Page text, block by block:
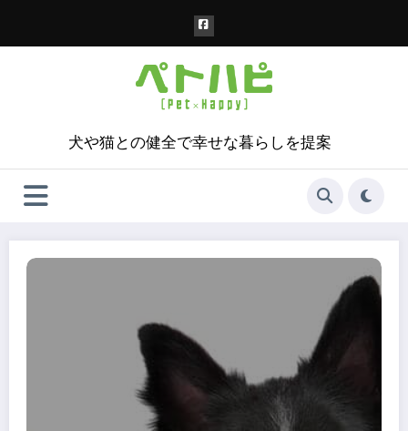
犬や猫との健全で幸せな暮らしを提案